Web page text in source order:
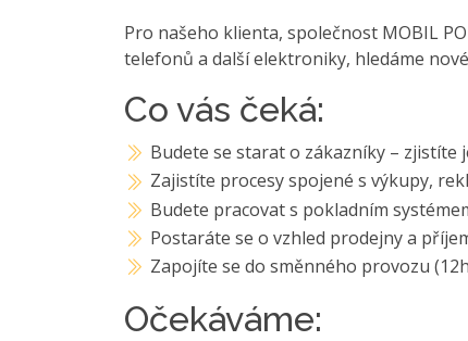
Pro našeho klienta, společnost MOBIL
telefonů a další elektroniky, hledáme
Co vás čeká:
Budete se starat o zákazníky –
Zajistíte procesy spojené s výkupy,
Budete pracovat s pokladním
Postaráte se o vzhled prodejny a
Zapojíte se do směnného provozu
Očekáváme: